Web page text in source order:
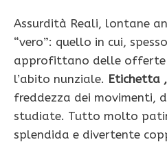
Assurdità Reali, lontane
“vero”: quello in cui,
approfittano delle offerte
l’abito nunziale. Etichetta
freddezza dei movimenti,
studiate. Tutto molto
splendida e divertente